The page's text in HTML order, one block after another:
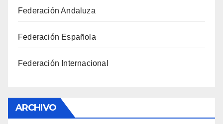
Federación Andaluza
Federación Española
Federación Internacional
ARCHIVO